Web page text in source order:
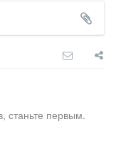
станьте первым.